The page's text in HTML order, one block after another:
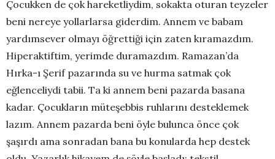
Çocukken de çok hareketliydim, sokakta oturan teyzeler
beni nereye yollarlarsa giderdim. Annem ve babam
yardımsever olmayı öğrettiği için zaten kıramazdım.
Hiperaktiftim, yerimde duramazdım. Ramazan’da
Hırka-ı Şerif pazarında su ve hurma satmak çok
eğlenceliydi tabii. Ta ki annem beni pazarda basana
kadar. Çocukların müteşebbis ruhlarını desteklemek
lazım. Annem pazarda beni öyle bulunca önce çok
şaşırdı ama sonradan bana bu konularda hep destek